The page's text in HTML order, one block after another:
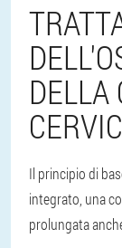
DELLA
Il principio di
integrato, una
prolungata